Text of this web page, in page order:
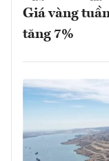
Giá vàng
tăng 7%